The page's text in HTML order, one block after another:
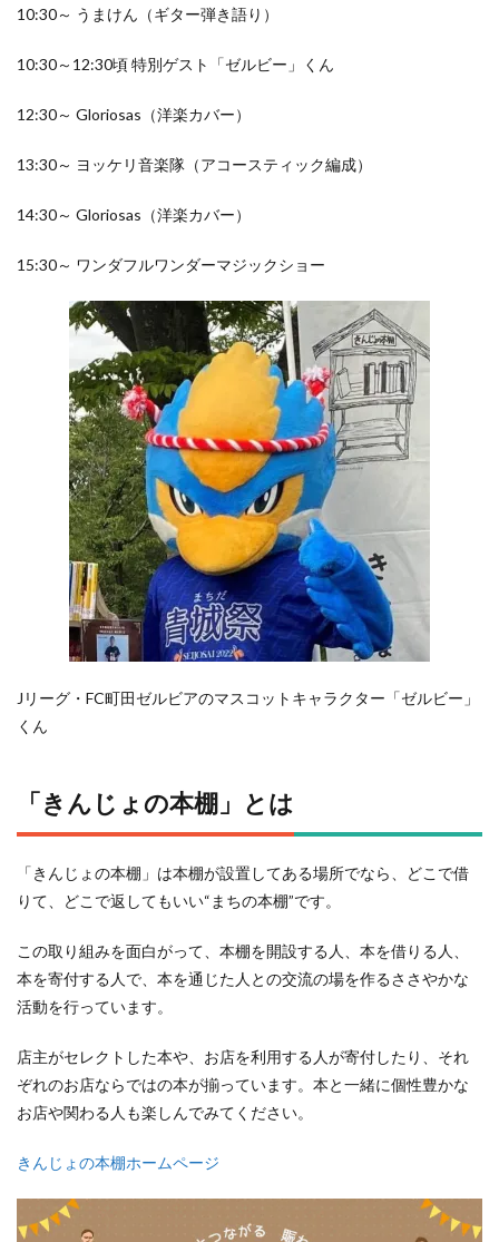
10:30～ うまけん（ギター弾き語り）
10:30～12:30頃 特別ゲスト「ゼルビー」くん
12:30～ Gloriosas（洋楽カバー）
13:30～ ヨッケリ音楽隊（アコースティック編成）
14:30～ Gloriosas（洋楽カバー）
15:30～ ワンダフルワンダーマジックショー
Jリーグ・FC町田ゼルビアのマスコットキャラクター「ゼルビー」
くん
「きんじょの本棚」とは
「きんじょの本棚」は本棚が設置してある場所でなら、どこで借
りて、どこで返してもいい“まちの本棚”です。
この取り組みを面白がって、本棚を開設する人、本を借りる人、
本を寄付する人で、本を通じた人との交流の場を作るささやかな
活動を行っています。
店主がセレクトした本や、お店を利用する人が寄付したり、それ
ぞれのお店ならではの本が揃っています。本と一緒に個性豊かな
お店や関わる人も楽しんでみてください。
きんじょの本棚ホームページ